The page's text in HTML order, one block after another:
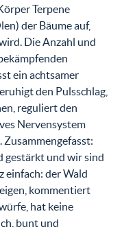
Terpene
der Bäume auf,
Die Anzahl und
ein achtsamer
den Pulsschlag,
reguliert den
Nervensystem
gestärkt und wir sind
einfach: der Wald
kommentiert
hat keine
bunt und